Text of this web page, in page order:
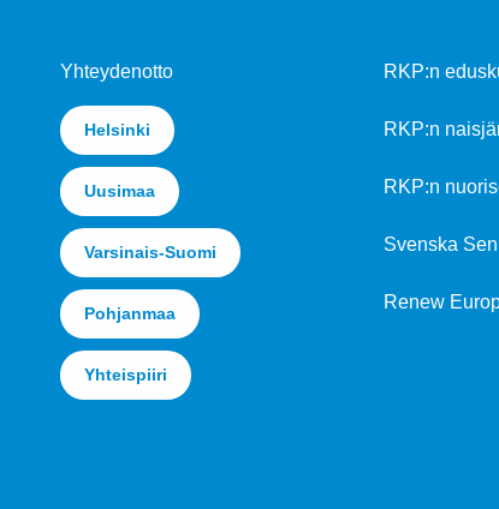
Yhteydenotto
Helsinki
Uusimaa
Varsinais-Suomi
Pohjanmaa
Yhteispiiri
RKP:n
RKP:n
RKP:n
Svenska
Renew